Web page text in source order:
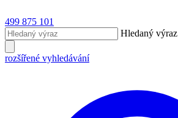
499 875 101
Hledaný výraz
rozšířené vyhledávání